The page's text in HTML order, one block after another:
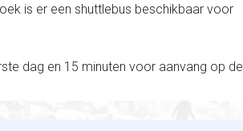
is er een shuttlebus beschikbaar voor
dag en 15 minuten voor aanvang op de